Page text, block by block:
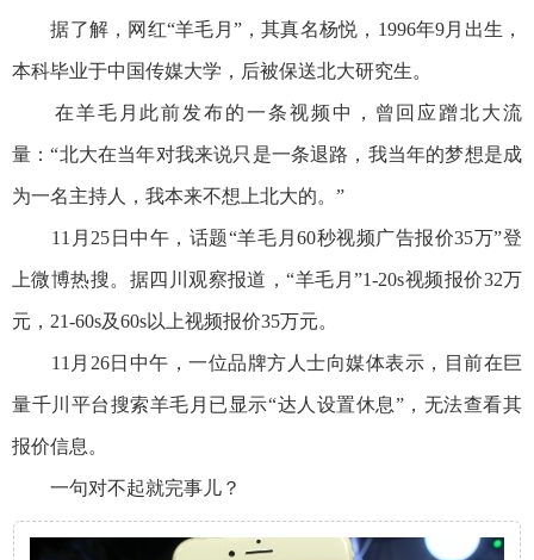
据了解，网红“羊毛月”，其真名杨悦，1996年9月出生，
本科毕业于中国传媒大学，后被保送北大研究生。
在羊毛月此前发布的一条视频中，曾回应蹭北大流
量：“北大在当年对我来说只是一条退路，我当年的梦想是成
为一名主持人，我本来不想上北大的。”
11月25日中午，话题“羊毛月60秒视频广告报价35万”登
上微博热搜。据四川观察报道，“羊毛月”1-20s视频报价32万
元，21-60s及60s以上视频报价35万元。
11月26日中午，一位品牌方人士向媒体表示，目前在巨
量千川平台搜索羊毛月已显示“达人设置休息”，无法查看其
报价信息。
一句对不起就完事儿？